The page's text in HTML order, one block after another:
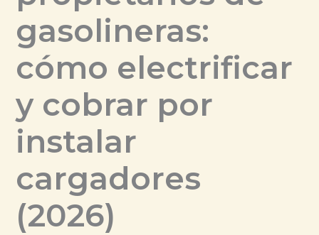
gasolineras:
cómo electrificar
y cobrar por
instalar
cargadores
(2026)